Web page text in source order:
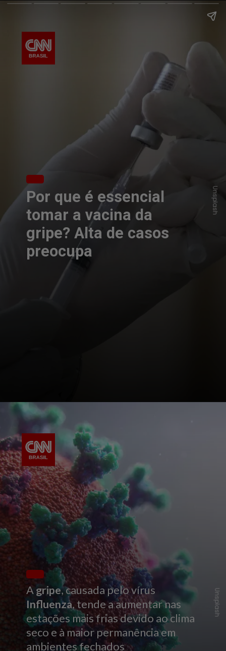
Por que é essencial
tomar a vacina da
gripe? Alta de casos
preocupa
Unsplash
Agripe, causada pelo vírus
Influenza, tende a aumentar nas
estações mais frias devido ao clima
seco e à maior permanência em
ambientes fechados
Unsplash